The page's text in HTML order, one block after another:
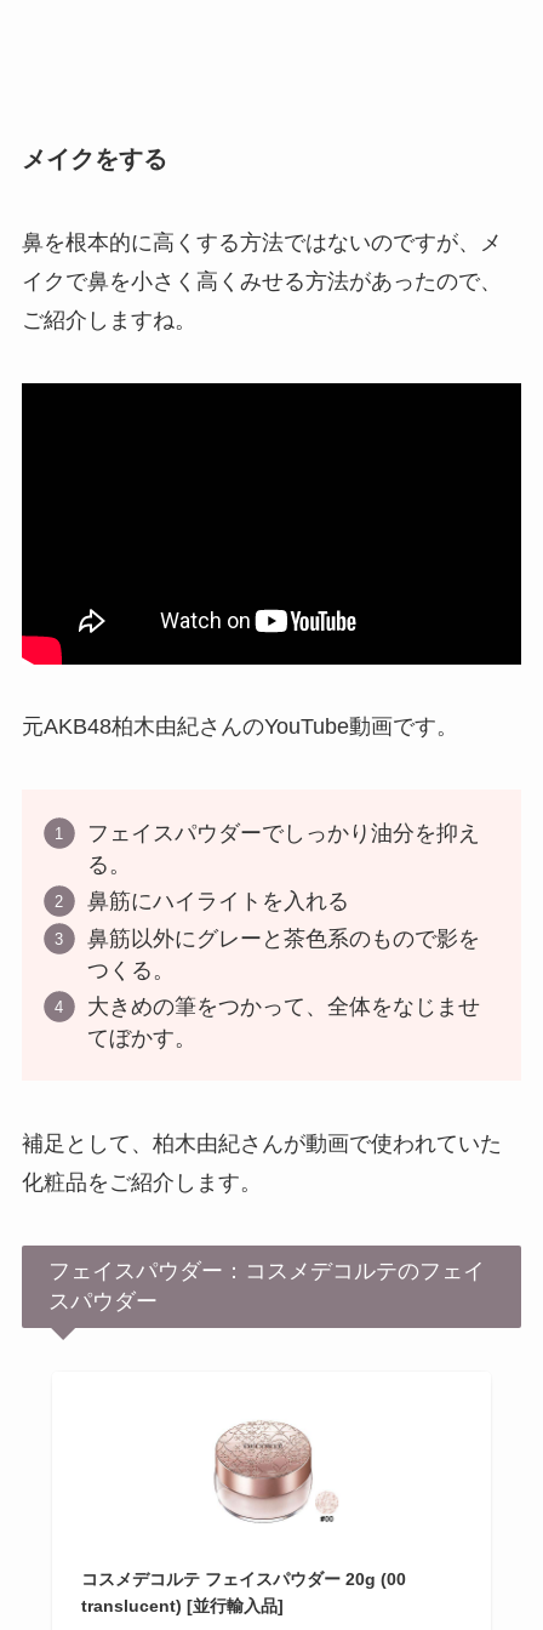
メイクをする
鼻を根本的に高くする方法ではないのですが、メ
イクで鼻を小さく高くみせる方法があったので、
ご紹介しますね。
元AKB48柏木由紀さんのYouTube動画です。
フェイスパウダーでしっかり油分を抑え
る。
鼻筋にハイライトを入れる
鼻筋以外にグレーと茶色系のもので影を
つくる。
大きめの筆をつかって、全体をなじませ
てぼかす。
補足として、柏木由紀さんが動画で使われていた
化粧品をご紹介します。
フェイスパウダー：コスメデコルテのフェイ
スパウダー
コスメデコルテ フェイスパウダー 20g (00
translucent) [並行輸入品]